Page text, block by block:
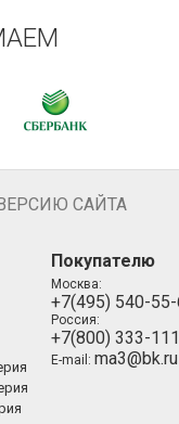
САЙТА
Покупателю
Москва:
+7(495) 540-
Россия:
+7(800) 333-
E-mail: ma3@bk.ru